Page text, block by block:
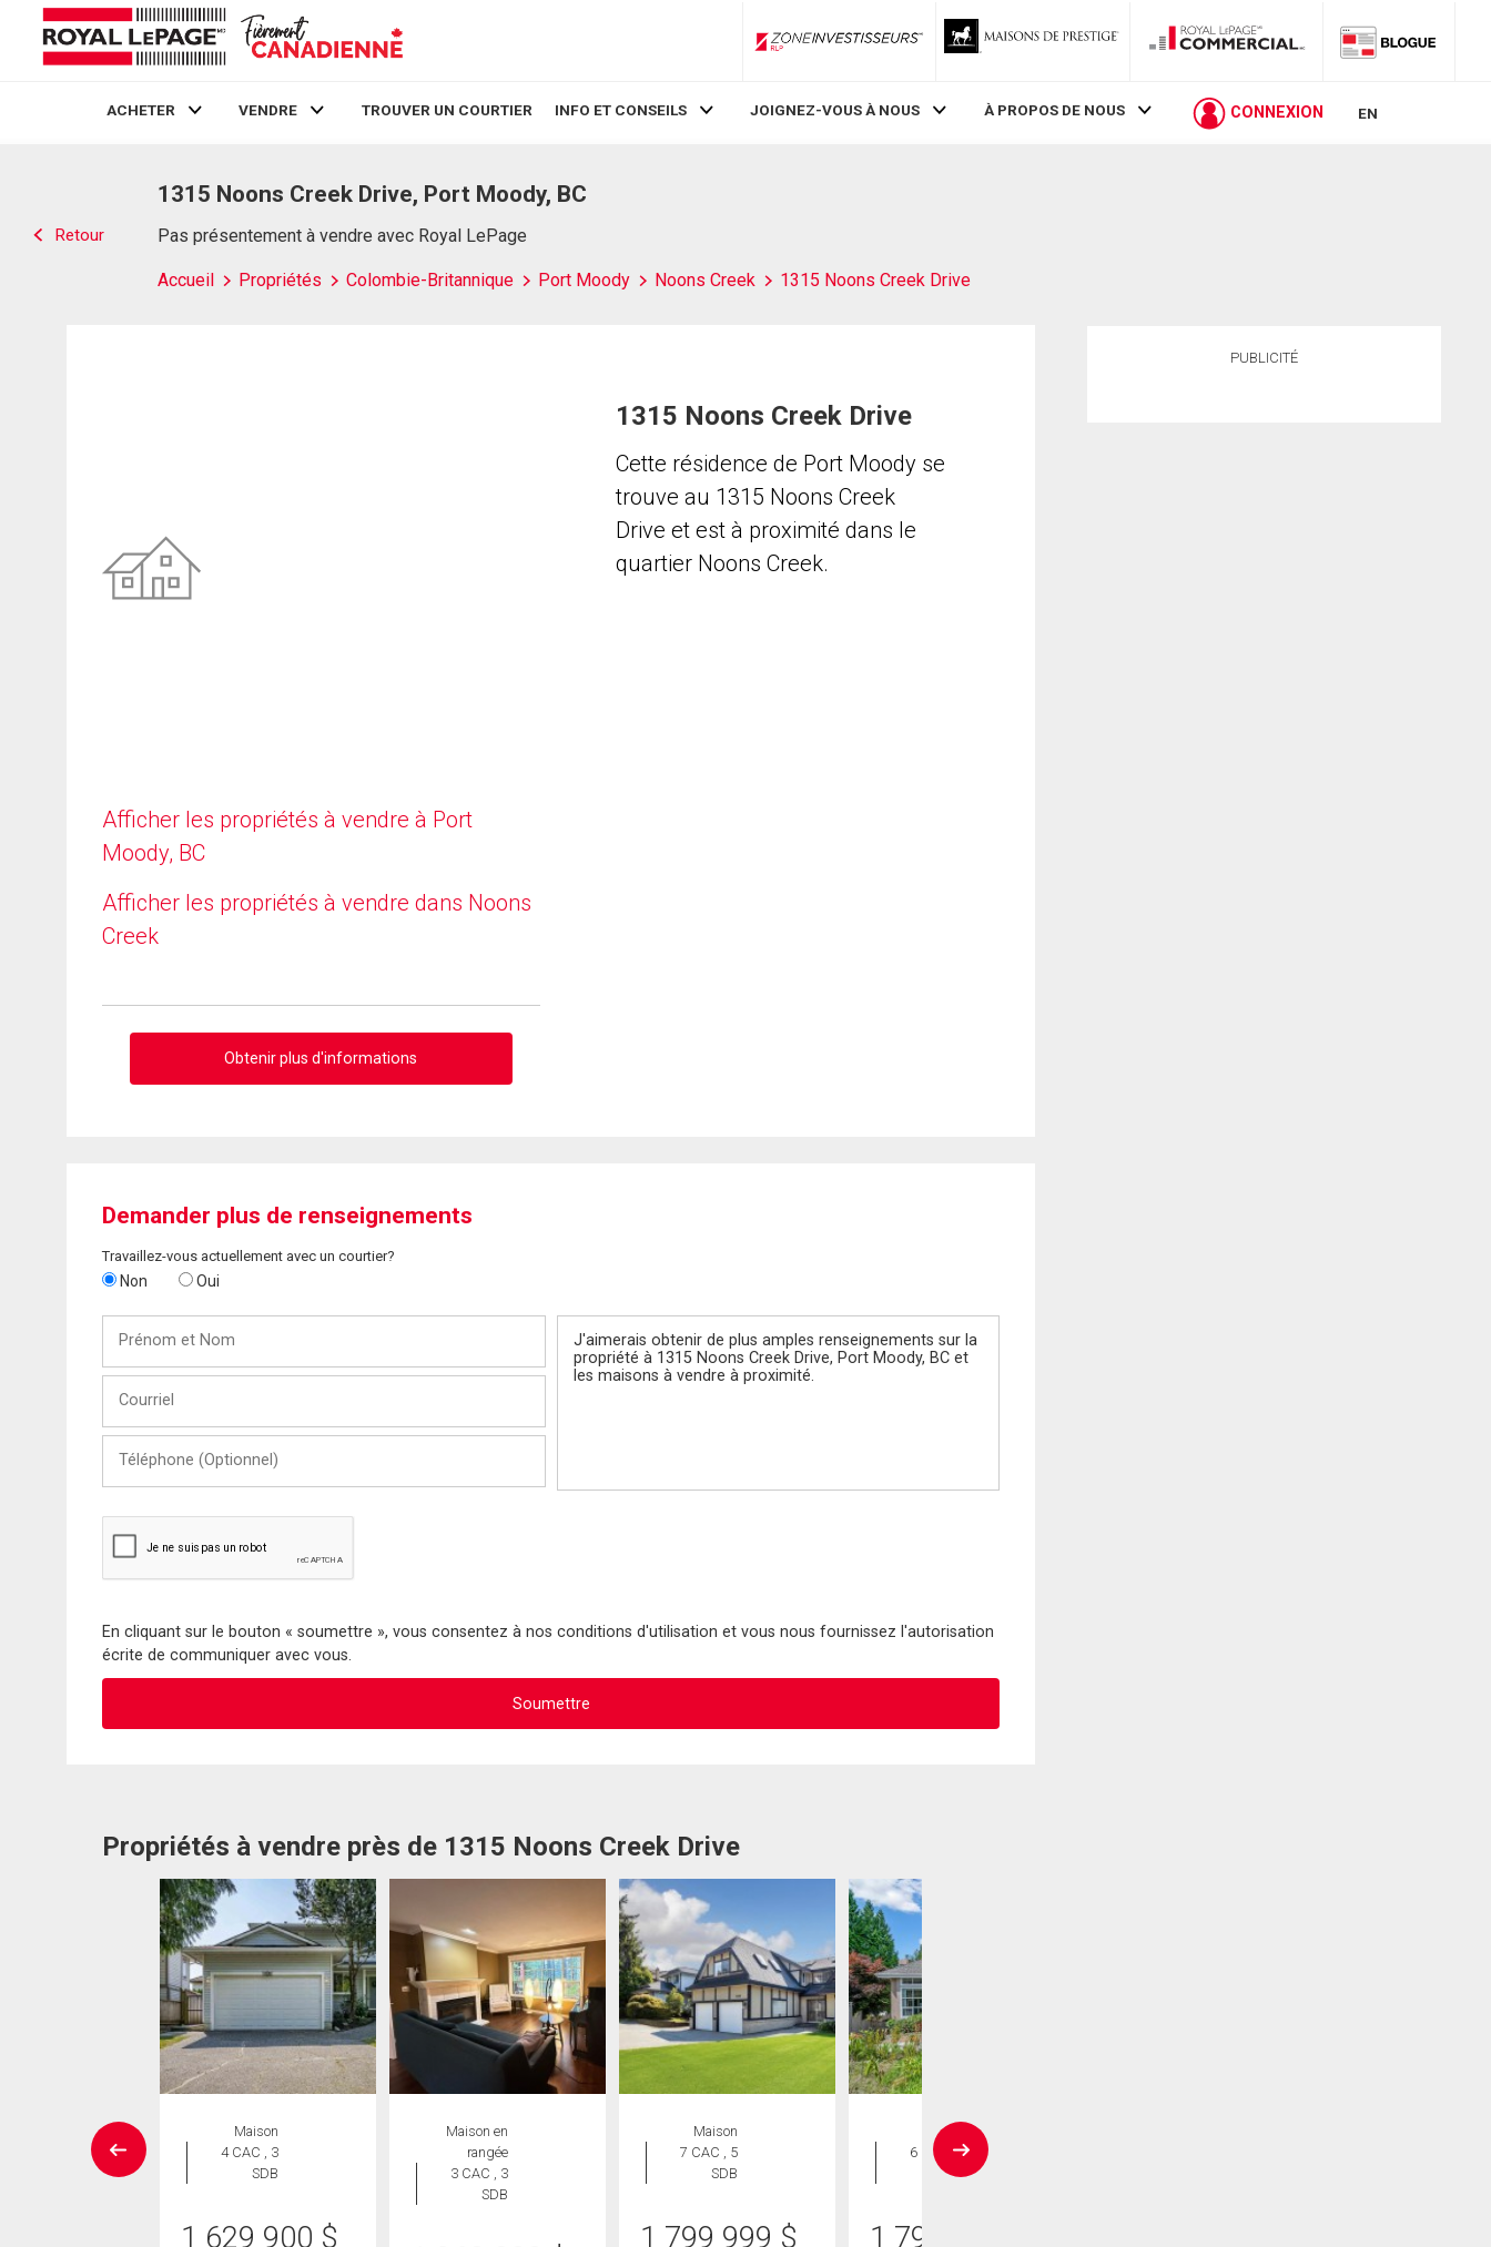
ZoneInvestisseurs RLP
ACHETER VENDRE TROUVER UN COURTIER INFO ET CONSEILS JOIGNEZ-VOUS À NOUS À PROPOS DE NOUS CONNEXION EN
Retour
1315 Noons Creek Drive, Port Moody, BC
Pas présentement à vendre avec Royal LePage
Accueil Propriétés Colombie-Britannique Port Moody Noons Creek 1315 Noons Creek Drive
Afficher les propriétés à vendre à Port
Moody, BC
Afficher les propriétés à vendre dans Noons
Creek
Obtenir plus d'informations
1315 Noons Creek Drive
Cette résidence de Port Moody se
trouve au 1315 Noons Creek
Drive et est à proximité dans le
quartier Noons Creek.
Demander plus de renseignements
Travaillez-vous actuellement avec un courtier?
Non Oui
Nom
(Optionnel)
En cliquant sur le bouton « soumettre », vous consentez à nos conditions d'utilisation et vous nous fournissez l'autorisation
écrite de communiquer avec vous.
Propriétés à vendre près de 1315 Noons Creek Drive
Maison
4 CAC , 3
SDB
1 629 900 $
Maison en
rangée
3 CAC , 3
SDB
Maison
7 CAC , 5
SDB
1 799 999 $
Maison
6 CAC , 5
SDB
1 798 000
PUBLICITÉ